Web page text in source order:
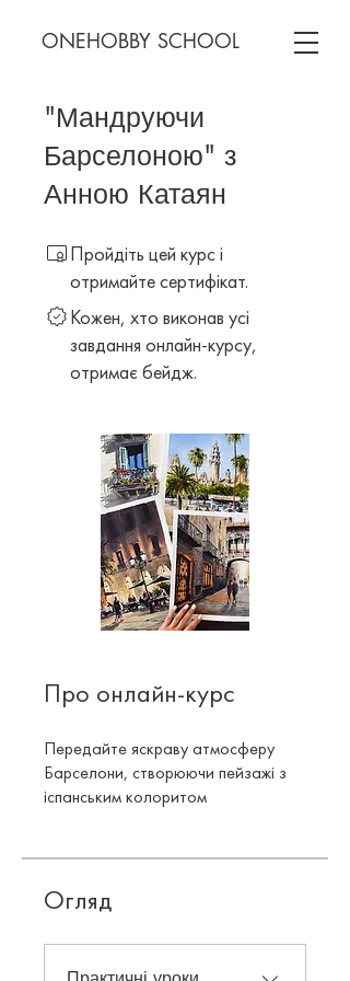
ONEHOBBY SCHOOL
"Мандруючи
Барселоною" з
Анною Катаян
Пройдіть цей курс і
отримайте сертифікат.
Кожен, хто виконав усі
завдання онлайн-курсу,
отримає бейдж.
Про онлайн-курс
Передайте яскраву атмосферу
Барселони, створюючи пейзажі з
іспанським колоритом
Огляд